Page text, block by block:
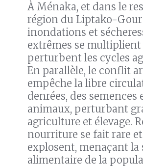
À Ménaka, et dans le
région du Liptako-
inondations et
extrêmes se multiplient
perturbent les cycles
En parallèle, le conflit
empêche la libre
denrées, des semences
animaux, perturbant
agriculture et élevage.
nourriture se fait rare
explosent, menaçant la
alimentaire de la